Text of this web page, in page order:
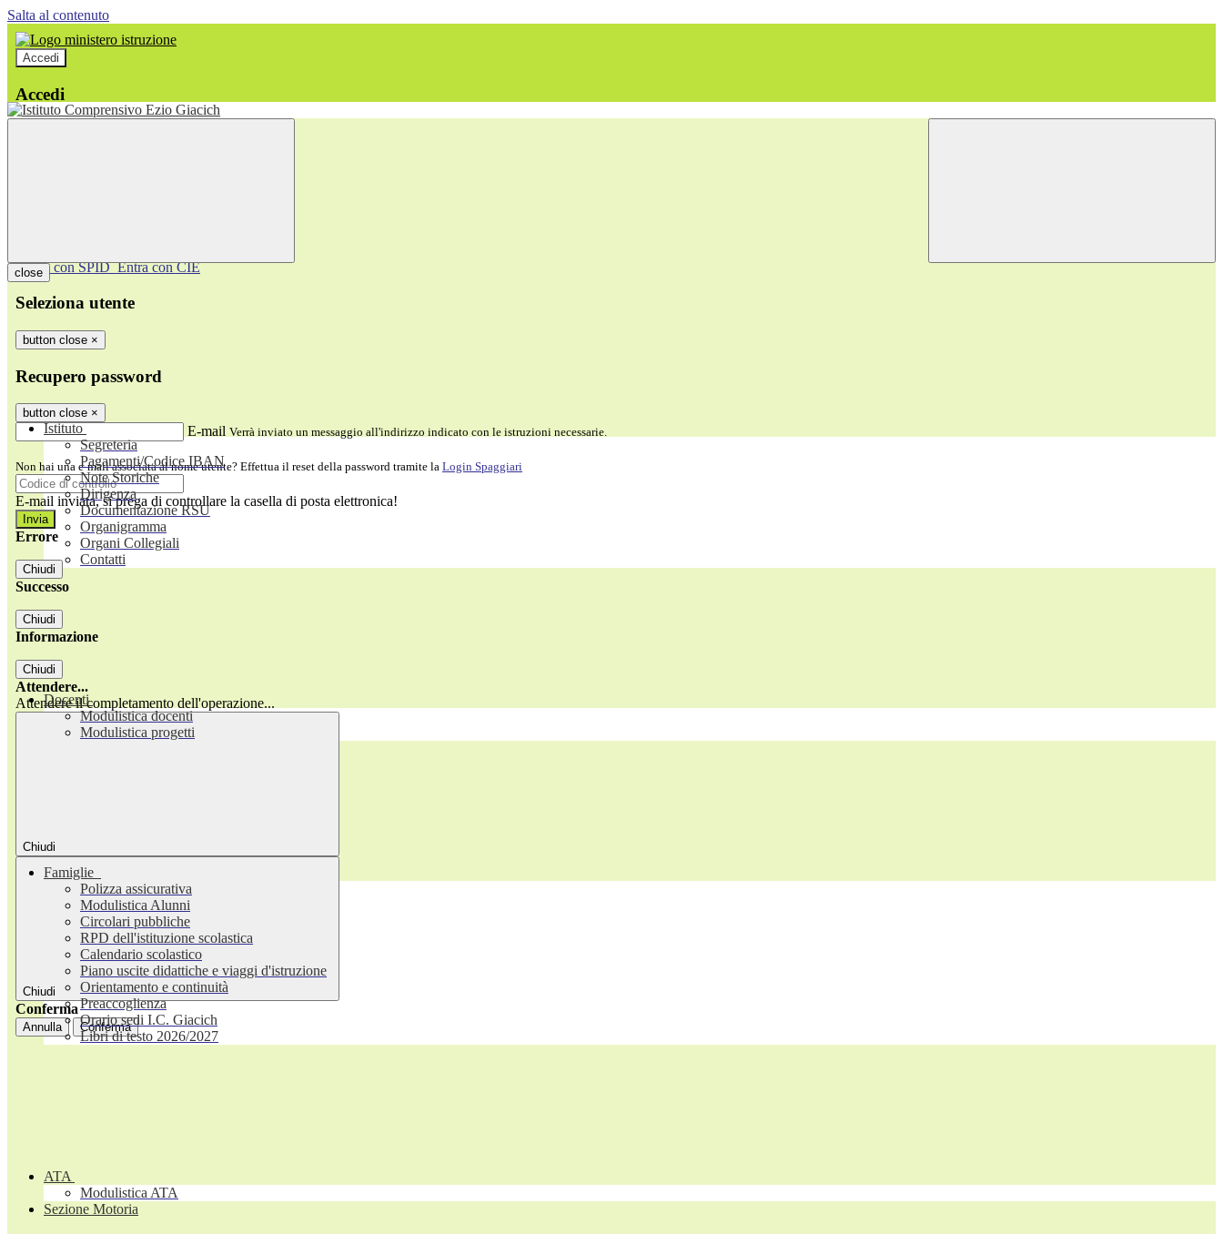
Salta al contenuto
Accedi
Accedi
Entra con SPID Entra con CIE
Seleziona utente
button close ×
Recupero password
button close ×
E-mail Verrà inviato un messaggio all'indirizzo indicato con le istruzioni necessarie.
Non hai una e-mail associata al nome utente? Effettua il reset della password tramite la Login Spaggiari
E-mail inviata, si prega di controllare la casella di posta elettronica!
Errore
Chiudi
Successo
Chiudi
Informazione
Chiudi
Attendere...
Attendere il completamento dell'operazione...
Chiudi
Chiudi
Conferma
Annulla Conferma
close
Istituto
Segreteria
Pagamenti/Codice IBAN
Note Storiche
Dirigenza
Documentazione RSU
Organigramma
Organi Collegiali
Contatti
Docenti
Modulistica docenti
Modulistica progetti
Famiglie
Polizza assicurativa
Modulistica Alunni
Circolari pubbliche
RPD dell'istituzione scolastica
Calendario scolastico
Piano uscite didattiche e viaggi d'istruzione
Orientamento e continuità
Preaccoglienza
Orario sedi I.C. Giacich
Libri di testo 2026/2027
ATA
Modulistica ATA
Sezione Motoria